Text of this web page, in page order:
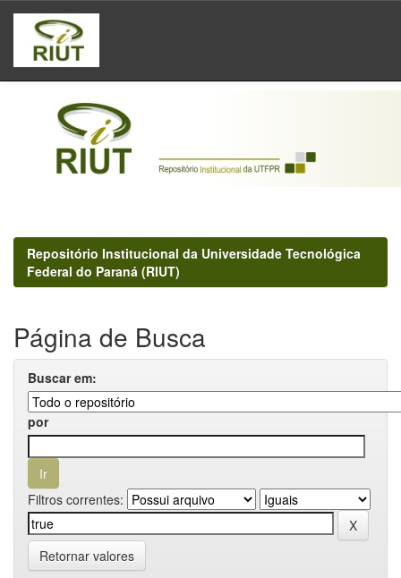
Skip
navigation
Repositório Institucional da Universidade Tecnológica
Federal do Paraná (RIUT)
Página de Busca
Buscar em:
por
Filtros correntes:
Retornar valores